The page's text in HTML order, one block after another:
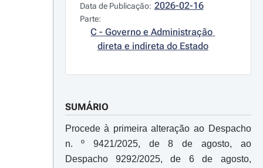
Data de Publicação: 2026-02-16
Parte:
C - Governo e Administração
direta e indireta do Estado
SUMÁRIO
Procede à primeira alteração ao Despacho
n. º 9421/2025, de 8 de agosto, ao
Despacho 9292/2025, de 6 de agosto,